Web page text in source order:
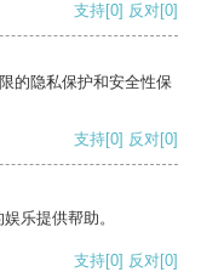
支持[0] 反对[0]
的隐私保护和安全性保
支持[0] 反对[0]
乐提供帮助。
支持[0] 反对[0]